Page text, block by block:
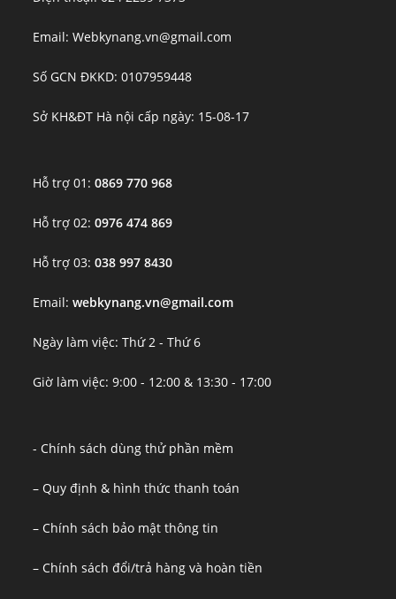
Email: Webkynang.vn@gmail.com
Số GCN ĐKKD: 0107959448
Sở KH&ĐT Hà nội cấp ngày: 15-08-17
Hỗ trợ 01:0869 770 968
Hỗ trợ 02:0976 474 869
Hỗ trợ 03:038 997 8430
Email:webkynang.vn@gmail.com
Ngày làm việc: Thứ 2 - Thứ 6
Giờ làm việc: 9:00 - 12:00 & 13:30 - 17:00
- Chính sách dùng thử phần mềm
– Quy định & hình thức thanh toán
– Chính sách bảo mật thông tin
– Chính sách đổi/trả hàng và hoàn tiền